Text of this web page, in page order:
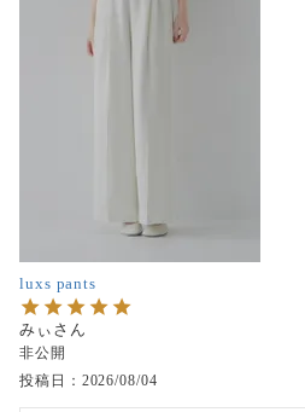
luxs pants
みぃ
非公開
投稿日
2026/08/04